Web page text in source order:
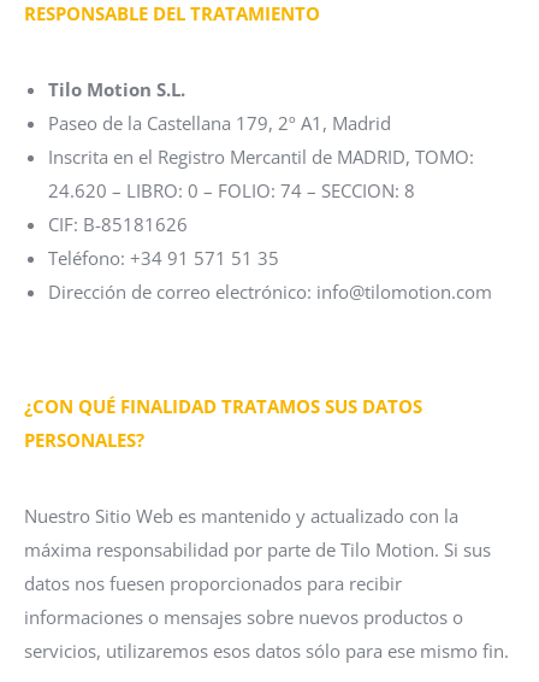
RESPONSABLE DEL TRATAMIENTO
Tilo Motion S.L.
Paseo de la Castellana 179, 2º A1, Madrid
Inscrita en el Registro Mercantil de MADRID, TOMO:
24.620 – LIBRO: 0 – FOLIO: 74 – SECCION: 8
CIF: B-85181626
Teléfono: +34 91 571 51 35
Dirección de correo electrónico: info@tilomotion.com
¿CON QUÉ FINALIDAD TRATAMOS SUS DATOS
PERSONALES?
Nuestro Sitio Web es mantenido y actualizado con la
máxima responsabilidad por parte de Tilo Motion. Si sus
datos nos fuesen proporcionados para recibir
informaciones o mensajes sobre nuevos productos o
servicios, utilizaremos esos datos sólo para ese mismo fin.